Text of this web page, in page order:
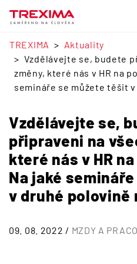
TREXIMA
Aktuality
Vzdělávejte se, budete
změny, které nás v HR na
semináře se můžete těšit
Vzdělávejte se,
připraveni na
které nás v HR
Na jaké
v druhé polovině
09. 08. 2022 / MZDY A